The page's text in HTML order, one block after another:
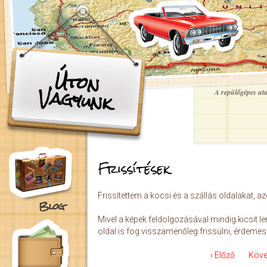
Ugrás a tartalomra
Úton
Vagyunk A repülőgépes
Blog
Frissítések
Frissítettem a kocsi és a szállás oldalakat,
Mivel a képek feldolgozásával mindig kicsit
oldal is fog visszamenőleg frissülni,
‹ Előző